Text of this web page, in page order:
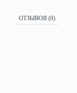
ОТЗЫВОВ (0)